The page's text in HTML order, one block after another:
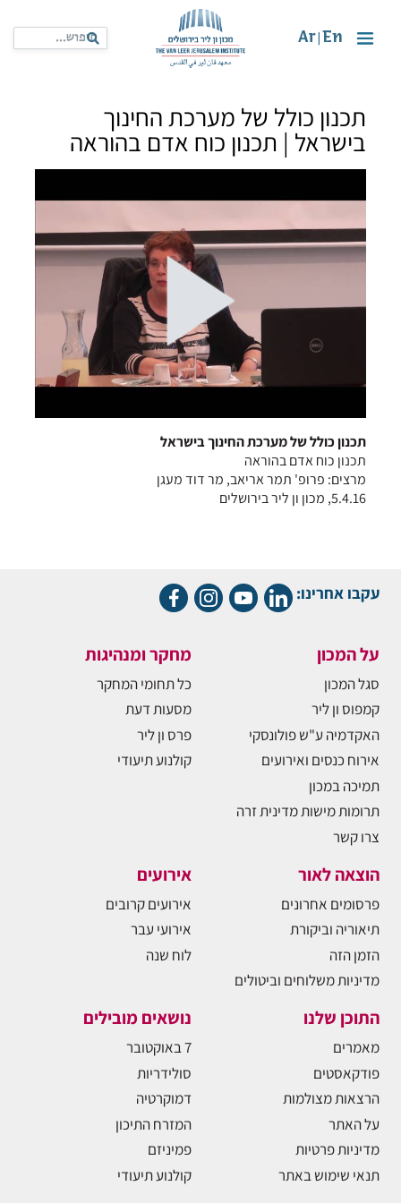
En
Ar
תכנון כולל של מערכת החינוך
בישראל | תכנון כוח אדם בהוראה
תכנון כולל של מערכת החינוך בישראל
תכנון כוח אדם בהוראה
מרצים: פרופ' תמר אריאב, מר דוד מעגן
5.4.16, מכון ון ליר בירושלים
עקבו אחרינו:
על המכון
סגל המכון
קמפוס ון ליר
האקדמיה ע"ש פולונסקי
אירוח כנסים ואירועים
תמיכה במכון
תרומות מישות מדינית זרה
צרו קשר
מחקר ומנהיגות
כל תחומי המחקר
מסעות דעת
פרס ון ליר
קולנוע תיעודי
הוצאה לאור
פרסומים אחרונים
תיאוריה וביקורת
הזמן הזה
מדיניות משלוחים וביטולים
אירועים
אירועים קרובים
אירועי עבר
לוח שנה
התוכן שלנו
מאמרים
פודקאסטים
הרצאות מצולמות
על האתר
מדיניות פרטיות
תנאי שימוש באתר
נושאים מובילים
7 באוקטובר
סולידריות
דמוקרטיה
המזרח התיכון
פמיניזם
קולנוע תיעודי